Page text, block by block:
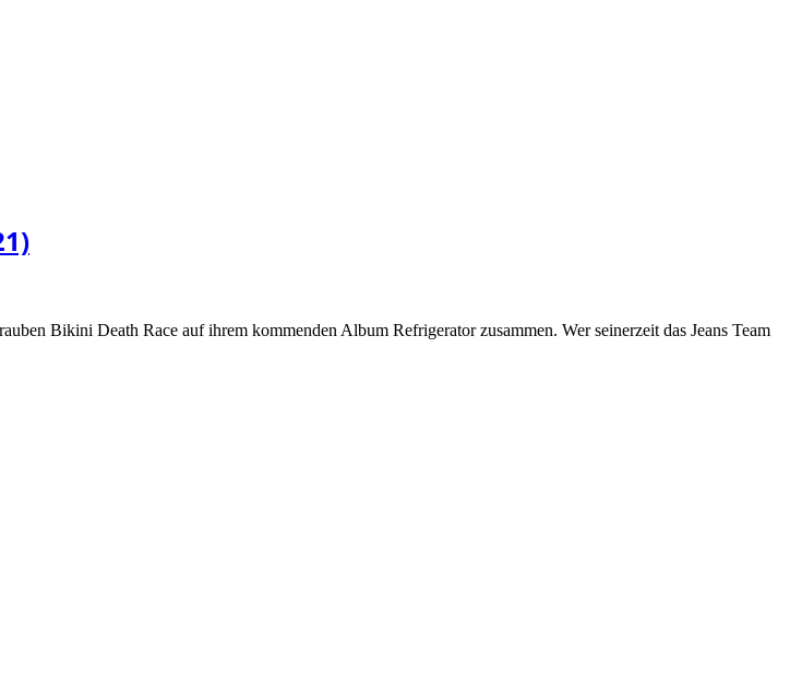
Bikini Death Race auf ihrem kommenden Album Refrigerator zusammen. Wer seinerzeit das Jeans Team